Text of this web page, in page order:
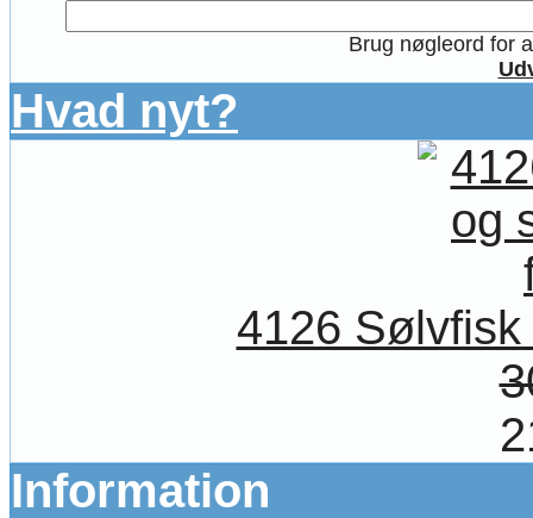
Brug nøgleord for
Hvad nyt?
4126
Information